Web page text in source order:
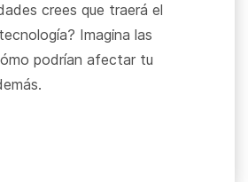
crees que traerá el
Imagina las
podrían afectar tu